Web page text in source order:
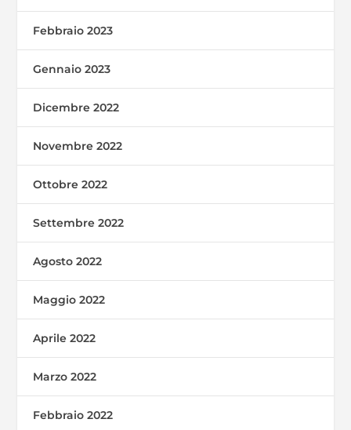
Febbraio 2023
Gennaio 2023
Dicembre 2022
Novembre 2022
Ottobre 2022
Settembre 2022
Agosto 2022
Maggio 2022
Aprile 2022
Marzo 2022
Febbraio 2022